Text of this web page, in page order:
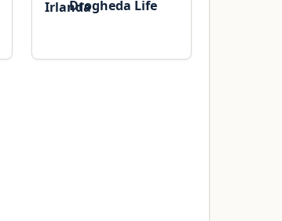
Drogheda Life